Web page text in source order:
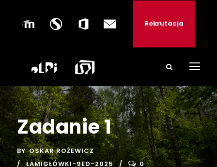
Rekrutacja
Zadanie 1
BY OSKAR ROŻEWICZ
ŁAMIGŁÓWKI-9ED-2025
0